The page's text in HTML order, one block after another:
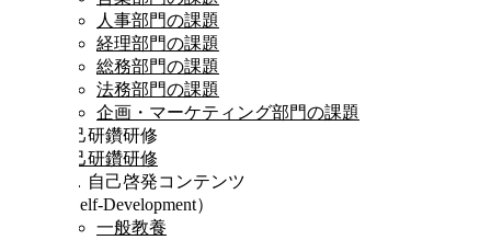
人事部門の課題
経理部門の課題
総務部門の課題
法務部門の課題
企画・マーケティング部門の課題
自己研鑽研修
自己研鑽研修
Ⅰ．自己啓発コンテンツ
（Self-Development）
一般教養